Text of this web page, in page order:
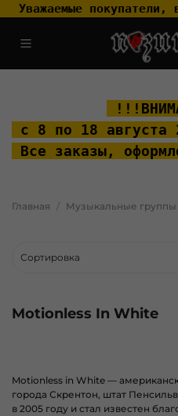
Уважаемые покупатели,
с 8 по 18 августа
Все заказы,
Главная Музыкальные группы
Motionless In White
Motionless in White —
города Скрентон, штат
в 2005 году и стал известен